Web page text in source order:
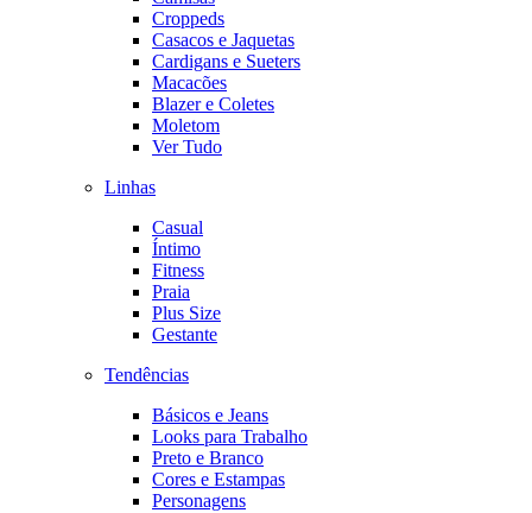
Croppeds
Casacos e Jaquetas
Cardigans e Sueters
Macacões
Blazer e Coletes
Moletom
Ver Tudo
Linhas
Casual
Íntimo
Fitness
Praia
Plus Size
Gestante
Tendências
Básicos e Jeans
Looks para Trabalho
Preto e Branco
Cores e Estampas
Personagens